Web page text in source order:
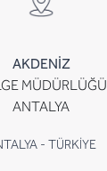
AKDENİZ
MÜDÜRLÜĞÜ
ANTALYA
- TÜRKİYE